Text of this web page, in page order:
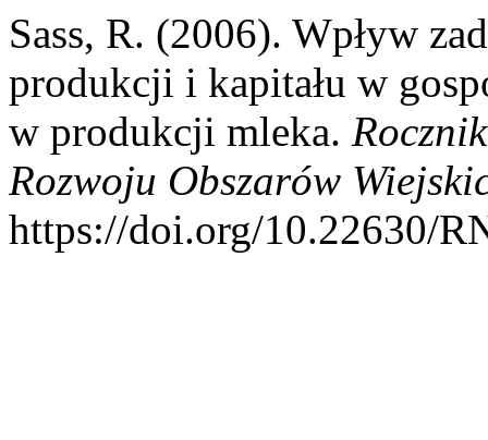
Sass, R. (2006). Wpływ
produkcji i kapitału w
w produkcji mleka.
Rozwoju Obszarów
https://doi.org/10.22630/